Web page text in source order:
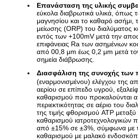
Επανάσταση της υλικής
εύκολα διαβρωτικά υλικά, όπως
μαγνησίου και το καθαρό ασήμι,
μείωσης (ORP) του διαλύματος
εντός των +100mV μετά την
επιφάνειας Ra των ασημένιων
από 00,8 μm έως 0,2 μm μετά
σημεία διάβρωσης.
Διασφάλιση της συνοχής των
(εναρμονισμένου) ελέγχου της
αερίου σε επίπεδο υγρού,
καθαρισμού που προκαλούνται
περιεκτικότητας σε αέριο του
της τιμής φθορισμού ATP
καθαρισμού ιατροτεχνολογικών
από ±15% σε ±3%, σύμφωνα με
καθαρισμού με μαλακό